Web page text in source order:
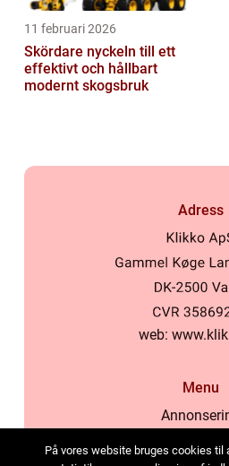
11 februari 2026
Skördare nyckeln till ett
effektivt och hållbart
modernt skogsbruk
Adress
web:
Menu
På vores website bruges cookies til